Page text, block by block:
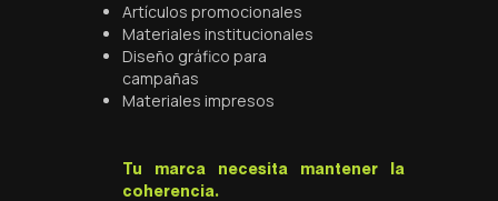
Artículos promocionales
Materiales institucionales
Diseño gráfico para
campañas
Materiales impresos
Tu marca necesita mantener la
coherencia.